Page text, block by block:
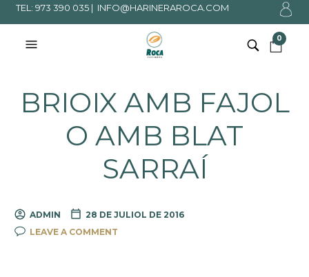
TEL: 973 390 035 | INFO@HARINERAROCA.COM
0
BRIOIX AMB FAJOL
O AMB BLAT
SARRAÍ
ADMIN
28 DE JULIOL DE 2016
LEAVE A COMMENT